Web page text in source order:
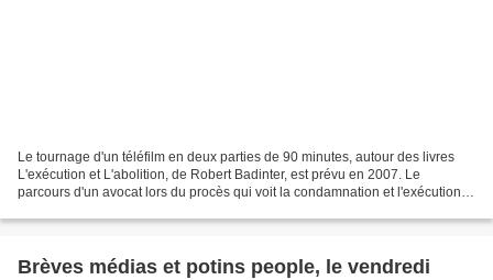
Le tournage d'un téléfilm en deux parties de 90 minutes, autour des livres
L'exécution et L'abolition, de Robert Badinter, est prévu en 2007. Le
parcours d'un avocat lors du procès qui voit la condamnation et l'exécution
Brèves médias et potins people, le vendredi